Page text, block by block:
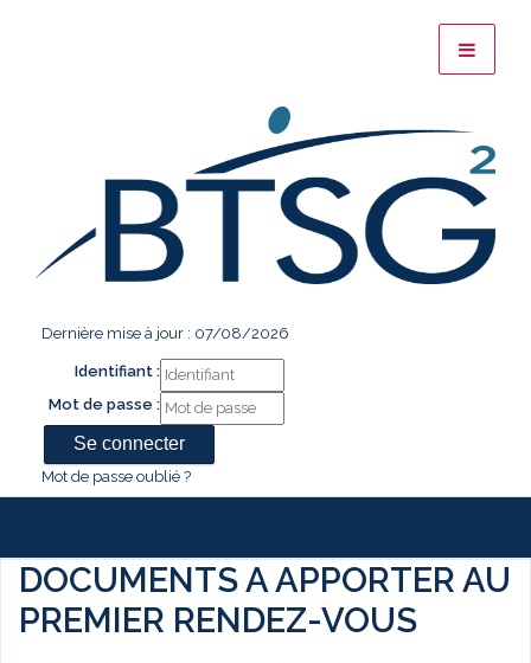
Dernière mise à jour : 07/08/2026
Identifiant :
Mot de passe :
Mot de passe oublié ?
DOCUMENTS A APPORTER AU
PREMIER RENDEZ-VOUS